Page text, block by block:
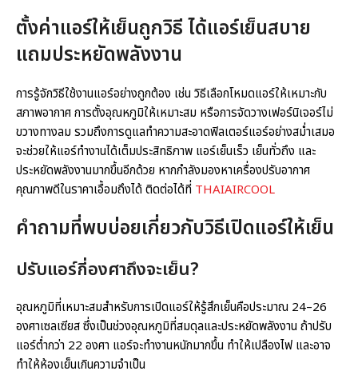
ตั้งค่าแอร์ให้เย็นถูกวิธี ได้แอร์เย็นสบาย
แถมประหยัดพลังงาน
การรู้จักวิธีใช้งานแอร์อย่างถูกต้อง เช่น วิธีเลือกโหมดแอร์ให้เหมาะกับ
สภาพอากาศ การตั้งอุณหภูมิให้เหมาะสม หรือการจัดวางเฟอร์นิเจอร์ไม่
ขวางทางลม รวมถึงการดูแลทำความสะอาดฟิลเตอร์แอร์อย่างสม่ำเสมอ
จะช่วยให้แอร์ทำงานได้เต็มประสิทธิภาพ แอร์เย็นเร็ว เย็นทั่วถึง และ
ประหยัดพลังงานมากขึ้นอีกด้วย หากกำลังมองหาเครื่องปรับอากาศ
คุณภาพดีในราคาเอื้อมถึงได้ ติดต่อได้ที่ THAIAIRCOOL
คำถามที่พบบ่อยเกี่ยวกับวิธีเปิดแอร์ให้เย็น
ปรับแอร์กี่องศาถึงจะเย็น?
อุณหภูมิที่เหมาะสมสำหรับการเปิดแอร์ให้รู้สึกเย็นคือประมาณ 24–26
องศาเซลเซียส ซึ่งเป็นช่วงอุณหภูมิที่สมดุลและประหยัดพลังงาน ถ้าปรับ
แอร์ต่ำกว่า 22 องศา แอร์จะทำงานหนักมากขึ้น ทำให้เปลืองไฟ และอาจ
ทำให้ห้องเย็นเกินความจำเป็น